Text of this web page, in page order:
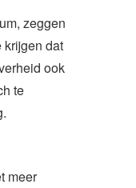
zeggen
krijgen dat
ook
te
meer